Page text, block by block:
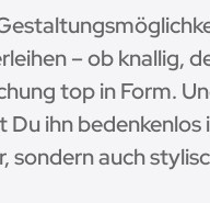
– ob knallig,
top in Form.
ihn
sondern auch